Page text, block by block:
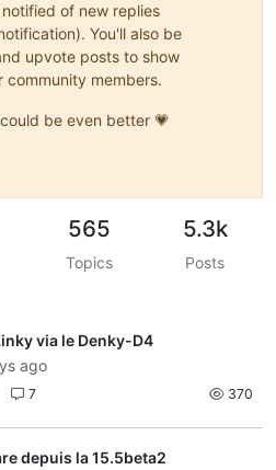
of new replies
You'll also be
upvote posts to show
members.
be even better 💗
565
Topics
5.3k
Posts
via le Denky-D4
ago
7 370
depuis la 15.5beta2